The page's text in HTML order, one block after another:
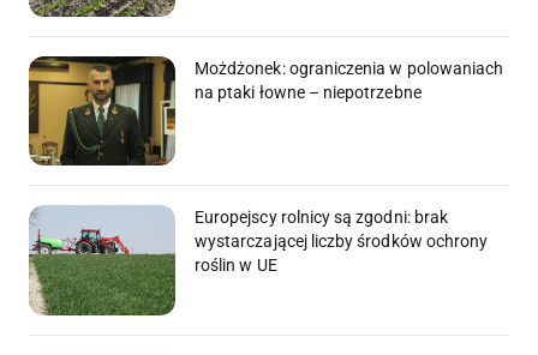
Możdżonek: ograniczenia w polowaniach
na ptaki łowne – niepotrzebne
Europejscy rolnicy są zgodni: brak
wystarczającej liczby środków ochrony
roślin w UE